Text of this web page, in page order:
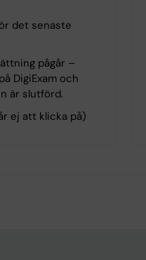
det senaste
pågår –
DigiExam och
är slutförd.
ej att klicka på)